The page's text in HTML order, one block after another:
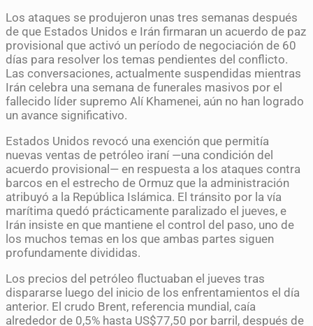
Los ataques se produjeron unas tres semanas después
de que Estados Unidos e Irán firmaran un acuerdo de paz
provisional que activó un período de negociación de 60
días para resolver los temas pendientes del conflicto.
Las conversaciones, actualmente suspendidas mientras
Irán celebra una semana de funerales masivos por el
fallecido líder supremo Alí Khamenei, aún no han logrado
un avance significativo.
Estados Unidos revocó una exención que permitía
nuevas ventas de petróleo iraní —una condición del
acuerdo provisional— en respuesta a los ataques contra
barcos en el estrecho de Ormuz que la administración
atribuyó a la República Islámica. El tránsito por la vía
marítima quedó prácticamente paralizado el jueves, e
Irán insiste en que mantiene el control del paso, uno de
los muchos temas en los que ambas partes siguen
profundamente divididas.
Los precios del petróleo fluctuaban el jueves tras
dispararse luego del inicio de los enfrentamientos el día
anterior. El crudo Brent, referencia mundial, caía
alrededor de 0,5% hasta US$77,50 por barril, después de